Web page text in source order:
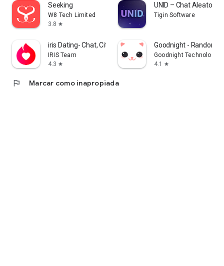
Seeking
W8 Tech Limited
3.8 star
UNID – Chat Aleatorio
Tigin Software
iris Dating- Chat, Citas AI
IRIS Team
4.3 star
Goodnight - Random
Goodnight Technology
4.1
star
flag Marcar como inapropiada